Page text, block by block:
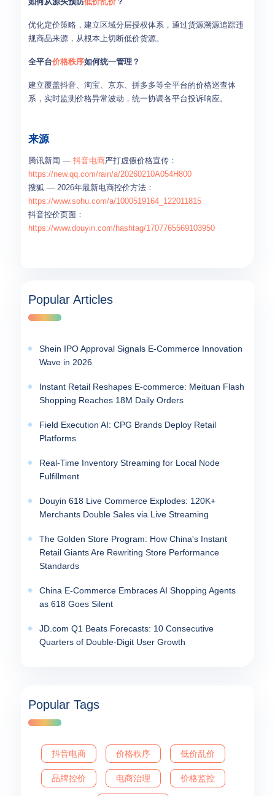
优化定价策略，建立区域分层授权体系，通过货源溯源追踪违
规商品来源，从根本上切断低价货源。
全平台价格秩序如何统一管理？
建立覆盖抖音、淘宝、京东、拼多多等全平台的价格巡查体
系，实时监测价格异常波动，统一协调各平台投诉响应。
来源
腾讯新闻 — 抖音电商严打虚假价格宣传：
https://new.qq.com/rain/a/20260210A054H800
搜狐 — 2026年最新电商控价方法：
https://www.sohu.com/a/1000519164_122011815
抖音控价页面：
https://www.douyin.com/hashtag/1707765569103950
Popular Articles
Shein IPO Approval Signals E-Commerce Innovation
Wave in 2026
Instant Retail Reshapes E-commerce: Meituan Flash
Shopping Reaches 18M Daily Orders
Field Execution AI: CPG Brands Deploy Retail
Platforms
Real-Time Inventory Streaming for Local Node
Fulfillment
Douyin 618 Live Commerce Explodes: 120K+
Merchants Double Sales via Live Streaming
The Golden Store Program: How China's Instant
Retail Giants Are Rewriting Store Performance
Standards
China E-Commerce Embraces AI Shopping Agents
as 618 Goes Silent
JD.com Q1 Beats Forecasts: 10 Consecutive
Quarters of Double-Digit User Growth
Popular Tags
抖音电商 价格秩序 低价乱价
品牌控价 电商治理 价格监控